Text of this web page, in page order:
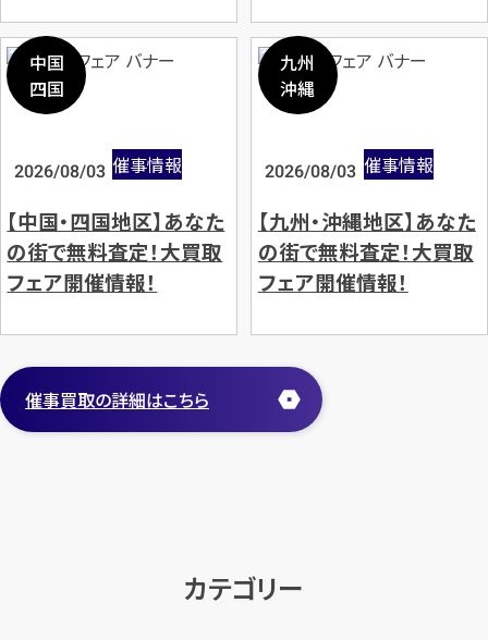
中国
四国
2026/08/03 催事情報
【中国・四国地区】あなた
の街で無料査定！大買取
フェア開催情報！
九州
沖縄
2026/08/03 催事情報
【九州・沖縄地区】あなた
の街で無料査定！大買取
フェア開催情報！
催事買取の詳細はこちら
カテゴリー